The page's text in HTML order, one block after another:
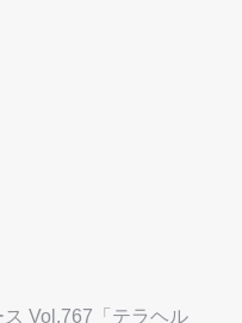
Vol.767「テラヘル